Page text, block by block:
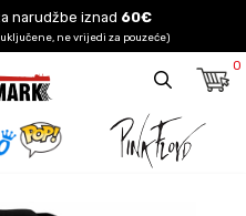
narudžbe iznad 60€
ne vrijedi za pouzeće)
0